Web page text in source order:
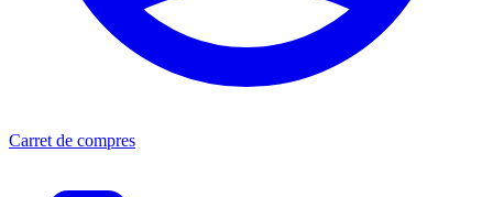
Carret de compres